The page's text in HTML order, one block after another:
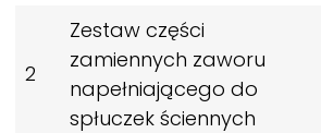
2
Zestaw części
zamiennych zaworu
napełniającego do
spłuczek ściennych